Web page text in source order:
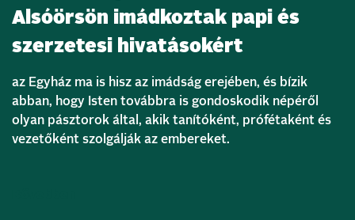
Alsóörsön imádkoztak papi és
szerzetesi hivatásokért
az Egyház ma is hisz az imádság erejében, és bízik
abban, hogy Isten továbbra is gondoskodik népéről
olyan pásztorok által, akik tanítóként, prófétaként és
vezetőként szolgálják az embereket.